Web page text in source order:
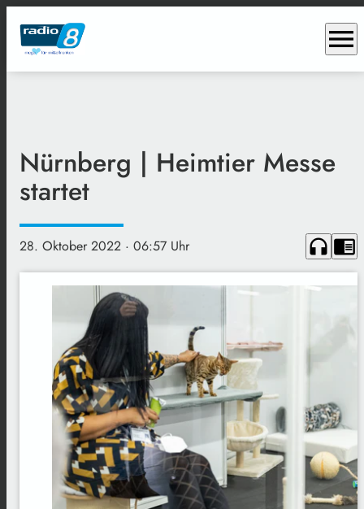
menu
Nürnberg | Heimtier Messe
startet
28. Oktober 2022 · 06:57 Uhr headphones chrome_reader_mode